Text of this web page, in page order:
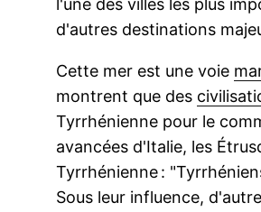
l'une des villes les plus
d'autres destinations
Cette mer est une voie
montrent que des
Tyrrhénienne pour le
avancées d'Italie, les
Tyrrhénienne :
Sous leur influence,